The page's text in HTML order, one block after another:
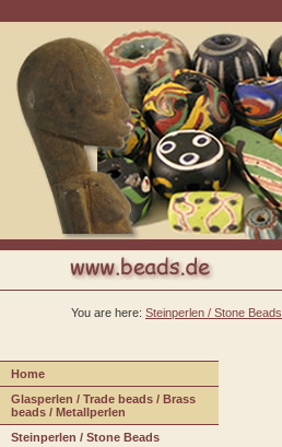
Home
Glasperlen / Trade beads / Brass
beads / Metallperlen
Steinperlen / Stone Beads
You are here: Steinperlen / Stone Beads